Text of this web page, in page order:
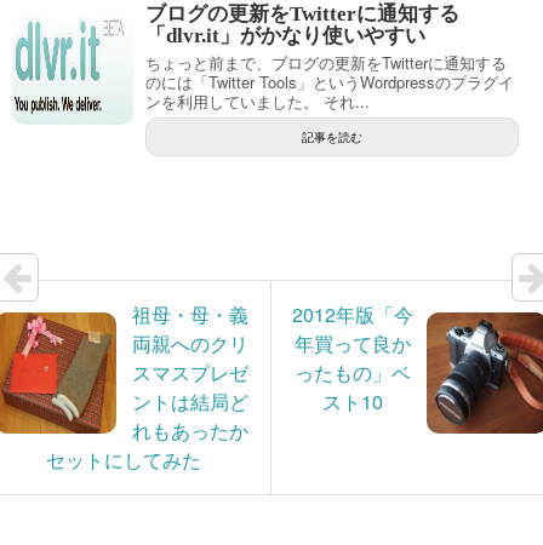
ブログの更新をTwitterに通知する
「dlvr.it」がかなり使いやすい
ちょっと前まで、ブログの更新をTwitterに通知する
のには「Twitter Tools」というWordpressのプラグイ
ンを利用していました。 それ...
記事を読む
祖母・母・義
両親へのクリ
スマスプレゼ
ントは結局ど
れもあったか
セットにしてみた
2012年版「今
年買って良か
ったもの」ベ
スト10